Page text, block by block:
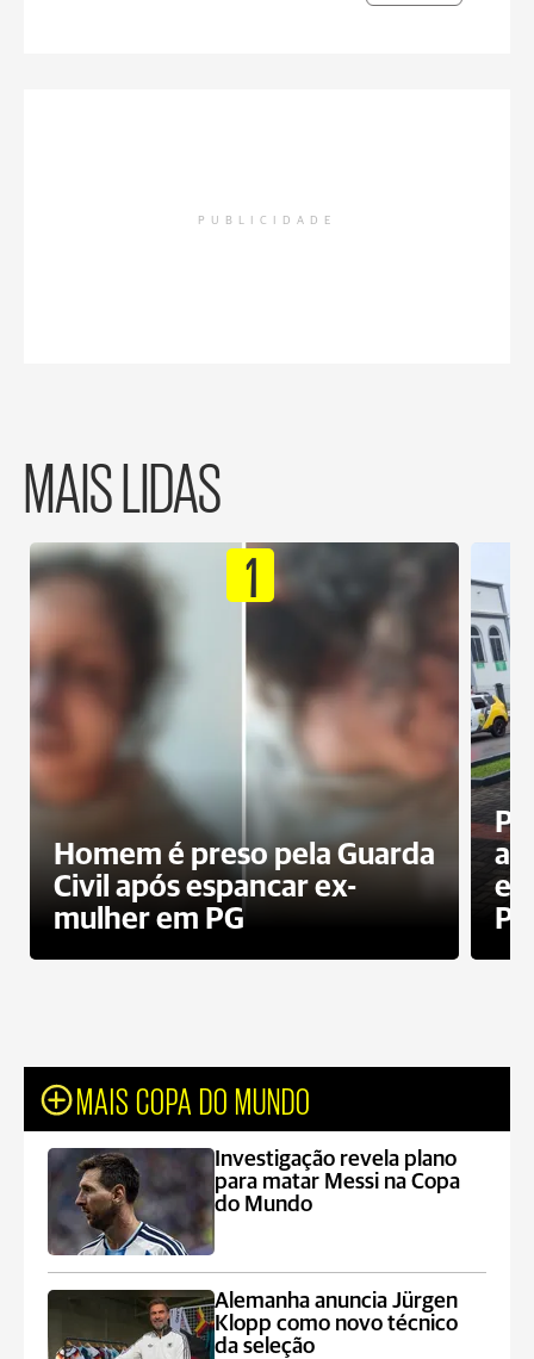
PUBLICIDADE
MAIS LIDAS
1
Homem é preso pela Guarda
Civil após espancar ex-
mulher em PG
MAIS COPA DO MUNDO
Investigação revela plano
para matar Messi na Copa
do Mundo
Alemanha anuncia Jürgen
Klopp como novo técnico
da seleção